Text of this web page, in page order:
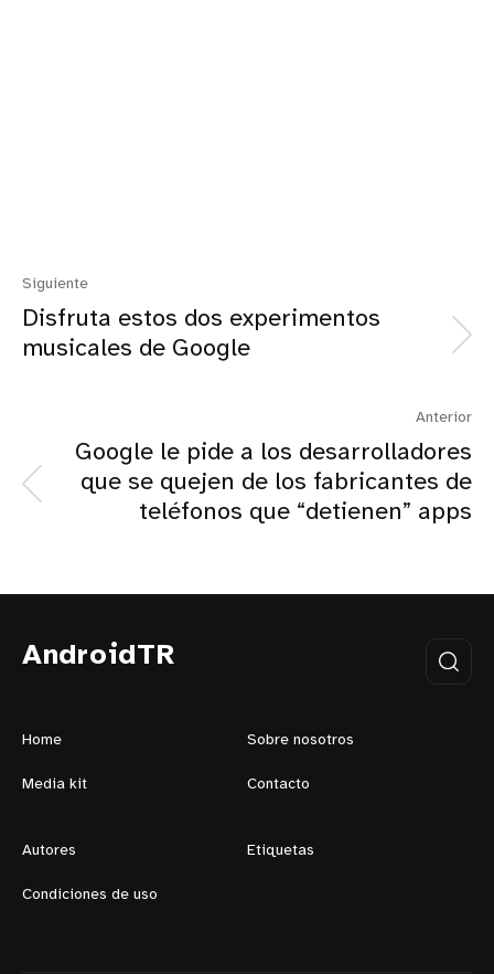
Siguiente
Disfruta estos dos experimentos
musicales de Google
Anterior
Google le pide a los desarrolladores
que se quejen de los fabricantes de
teléfonos que “detienen” apps
AndroidTR
Home Sobre nosotros
Media kit Contacto
Autores Etiquetas
Condiciones de uso